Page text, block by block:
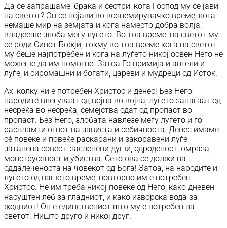
Да се запрашаме, браќа и сестри: кога Господ му се јави
на светот? Он се појави во вознемирувачко време, кога
немаше мир на земјата и кога наместо добра волја,
владееше злоба меѓу луѓето. Во тоа време, на светот му
се роди Синот Божји, токму во тоа време кога на светот
му беше најпотребен и кога на луѓето никој освен Него не
можеше да им помогне. Затоа Го примија и ангели и
луѓе, и сиромашни и богати, цареви и мудреци од Исток.
Ах, колку ни е потребен Христос и денес! Без Него,
народите влегуваат од војна во војна; луѓето запаѓаат од
несреќа во несреќа; семејства одат од пропаст во
пропаст. Без Него, злобата навлезе меѓу луѓето и го
распламти огнот на зависта и себичноста. Денес имаме
сè повеќе и повеќе раскарани и закоравени луѓе,
затапена совест, заслепени души, одроденост, омраза,
монструозност и убиства. Сето ова се должи на
оддалеченоста на човекот од Бога! Затоа, на народите и
луѓето од нашето време, повторно им е потребен
Христос. Не им треба никој повеќе од Него; како дневен
насуштен леб за гладниот, и како изворска вода за
жедниот! Он е единствениот што му е потребен на
светот. Ништо друго и никој друг.